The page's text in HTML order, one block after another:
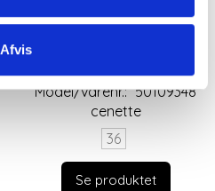
Afvis
200,00DKK
Model/varenr.: 50109348
cenette
36
Se produktet